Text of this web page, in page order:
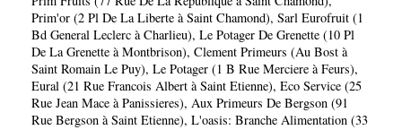
Prim'or (2 Pl De La Liberte à Saint Chamond), Sarl Eurofruit (1
Bd General Leclerc à Charlieu), Le Potager De Grenette (10 Pl
De La Grenette à Montbrison), Clement Primeurs (Au Bost à
Saint Romain Le Puy), Le Potager (1 B Rue Merciere à Feurs),
Eural (21 Rue Francois Albert à Saint Etienne), Eco Service (25
Rue Jean Mace à Panissieres), Aux Primeurs De Bergson (91
Rue Bergson à Saint Etienne), L'oasis: Branche Alimentation (33